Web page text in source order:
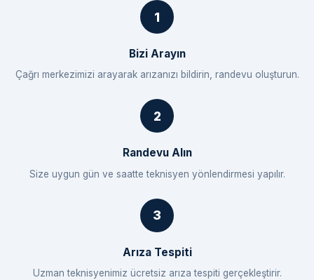
Bizi Arayın
Çağrı merkezimizi arayarak arızanızı bildirin, randevu oluşturun.
Randevu Alın
Size uygun gün ve saatte teknisyen yönlendirmesi yapılır.
Arıza Tespiti
Uzman teknisyenimiz ücretsiz arıza tespiti gerçekleştirir.